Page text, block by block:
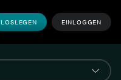
LOSLEGEN EINLOGGEN